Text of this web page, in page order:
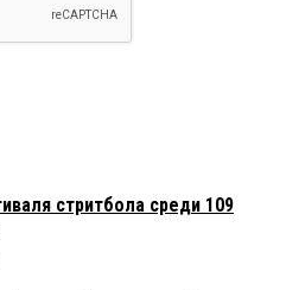
стритбола среди 109